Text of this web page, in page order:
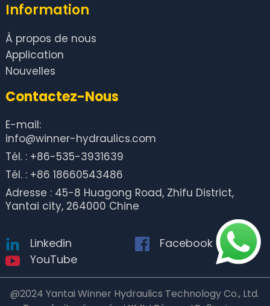
Information
À propos de nous
Application
Nouvelles
Contactez-Nous
E-mail:
info@winner-hydraulics.com
Tél. : +86-535-3931639
Tél. : +86 18660543486
Adresse : 45-8 Huagong Road, Zhifu District,
Yantai city, 264000 Chine
Linkedin
Facebook
YouTube
@2024 Yantai Winner Hydraulics Technology Co., Ltd.